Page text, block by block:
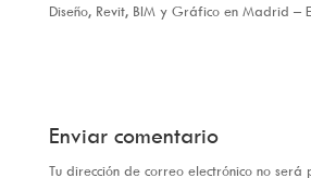
Diseño, Revit, BIM y Gráfico en Madrid –
Enviar comentario
Tu dirección de correo electrónico no será